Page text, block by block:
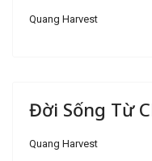
Quang Harvest
Đời Sống Từ
Quang Harvest